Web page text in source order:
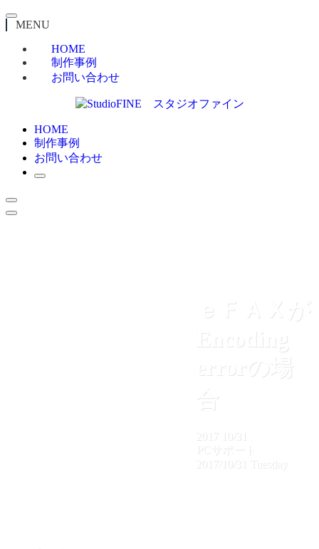
MENU
HOME
制作事例
お問い合わせ
HOME
制作事例
お問い合わせ
ｅＦＡＸが
Encoding
errorの場
合
2017
10/31
PCサポート
2017/10/31 Tuesday